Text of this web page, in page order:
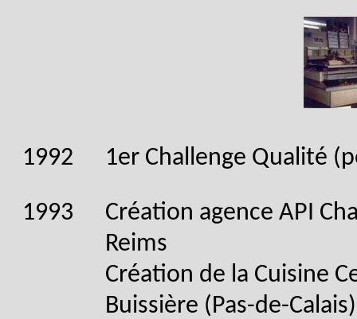
1992 1er Challenge Qualité
1993
Création agence API
Reims
Création de la Cuisine
Buissière (Pas-de-Calais)